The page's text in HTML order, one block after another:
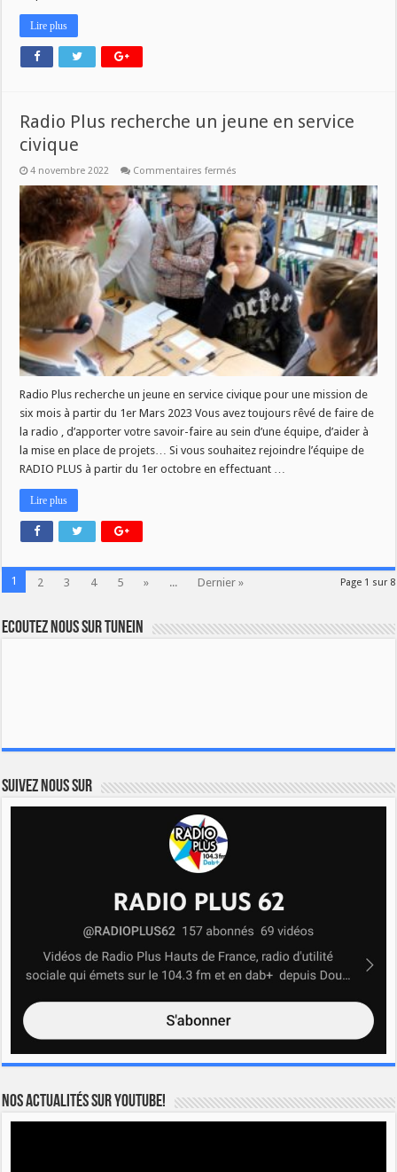
Lire plus
Radio Plus recherche un jeune en service
civique
4 novembre 2022 Commentaires fermés
Plus
recherche
un
jeune
en
service
civique
Radio Plus recherche un jeune en service civique pour une mission de
six mois à partir du 1er Mars 2023 Vous avez toujours rêvé de faire de
la radio , d’apporter votre savoir-faire au sein d’une équipe, d’aider à
la mise en place de projets… Si vous souhaitez rejoindre l’équipe de
RADIO PLUS à partir du 1er octobre en effectuant …
Lire plus
Page 1 sur 8
1 2 3 4 5 » ... Dernier »
Ecoutez nous sur TuneIn
Suivez nous sur
Nos actualités sur YOUTUBE!